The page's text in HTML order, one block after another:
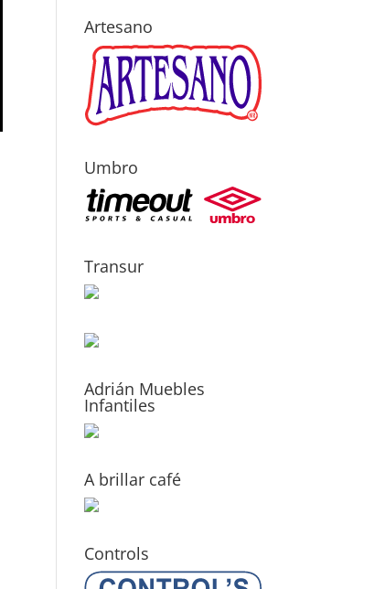
Artesano
Umbro
Transur
Adrián Muebles
Infantiles
A brillar café
Controls